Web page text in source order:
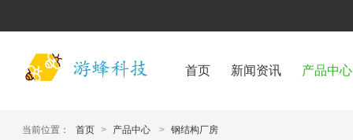
首页 新闻资讯 产品中心
当前位置： 首页 > 产品中心 > 钢结构厂房